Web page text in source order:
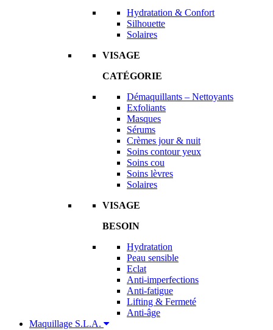
Hydratation & Confort
Silhouette
Solaires
VISAGE
CATÉGORIE
Démaquillants – Nettoyants
Exfoliants
Masques
Sérums
Crèmes jour & nuit
Soins contour yeux
Soins cou
Soins lèvres
Solaires
VISAGE
BESOIN
Hydratation
Peau sensible
Eclat
Anti-imperfections
Anti-fatigue
Lifting & Fermeté
Anti-âge
Maquillage S.L.A.